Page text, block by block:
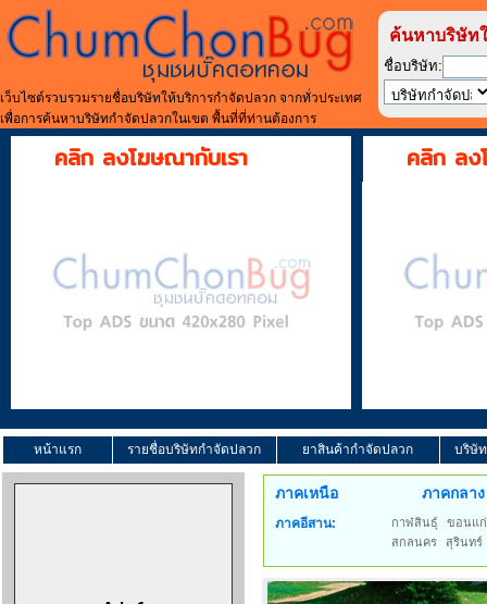
เว็บไซต์รวบรวมรายชื่อบริษัทให้บริการกำจัดปลวก จากทั่วประเทศ
เพื่อการค้นหาบริษัทกำจัดปลวกในเขต พื้นที่ที่ท่านต้องการ
ค้นหาบริษัท
ชื่อบริษัท:
คลิก ลงโฆษณากับเรา คลิก ลง
หน้าแรก รายชื่อบริษัทกำจัดปลวก ยาสินค้ากำจัดปลวก บริษั
ภาคเหนือ ภาคกลาง
ภาคอีสาน: กาฬสินธุ์
ขอนแ
สกลนคร
สุรินทร์